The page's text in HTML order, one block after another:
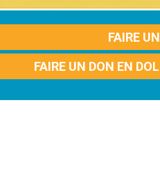
FAIRE
FAIRE UN DON EN